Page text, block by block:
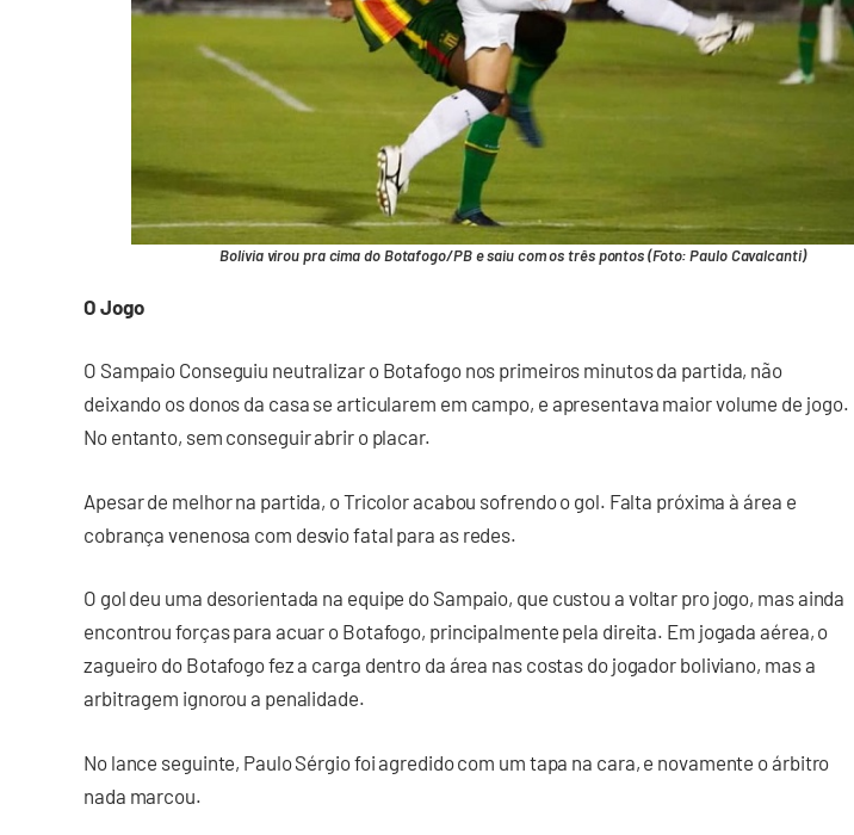
Bolívia virou pra cima do Botafogo/PB e saiu com os três pontos (Foto: Paulo Cavalcanti)
O Jogo
O Sampaio Conseguiu neutralizar o Botafogo nos primeiros minutos da partida, não
deixando os donos da casa se articularem em campo, e apresentava maior volume de jogo.
No entanto, sem conseguir abrir o placar.
Apesar de melhor na partida, o Tricolor acabou sofrendo o gol. Falta próxima à área e
cobrança venenosa com desvio fatal para as redes.
O gol deu uma desorientada na equipe do Sampaio, que custou a voltar pro jogo, mas ainda
encontrou forças para acuar o Botafogo, principalmente pela direita. Em jogada aérea, o
zagueiro do Botafogo fez a carga dentro da área nas costas do jogador boliviano, mas a
arbitragem ignorou a penalidade.
No lance seguinte, Paulo Sérgio foi agredido com um tapa na cara, e novamente o árbitro
nada marcou.